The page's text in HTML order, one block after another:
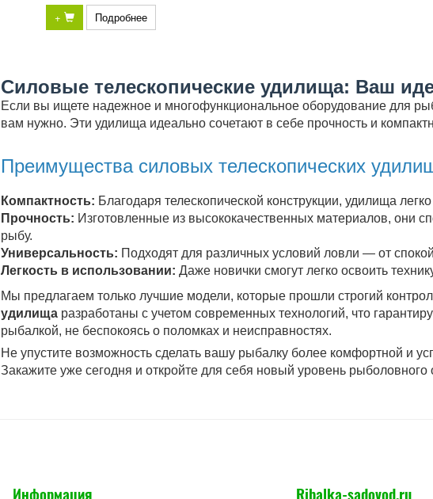
+ Подробнее
Силовые телескопические удилища: Ваш
Если вы ищете надежное и многофункциональное оборудование для
вам нужно. Эти удилища идеально сочетают в себе прочность и
Преимущества силовых телескопических
Компактность: Благодаря телескопической конструкции, удилища
Прочность: Изготовленные из высококачественных материалов, они
рыбу.
Универсальность: Подходят для различных условий ловли — от
Легкость в использовании: Даже новички смогут легко освоить
Мы предлагаем только лучшие модели, которые прошли строгий
удилища разработаны с учетом современных технологий, что
рыбалкой, не беспокоясь о поломках и неисправностях.
Не упустите возможность сделать вашу рыбалку более комфортной и
Закажите уже сегодня и откройте для себя новый уровень рыболовного
Информация Ribalka-sadovod.ru